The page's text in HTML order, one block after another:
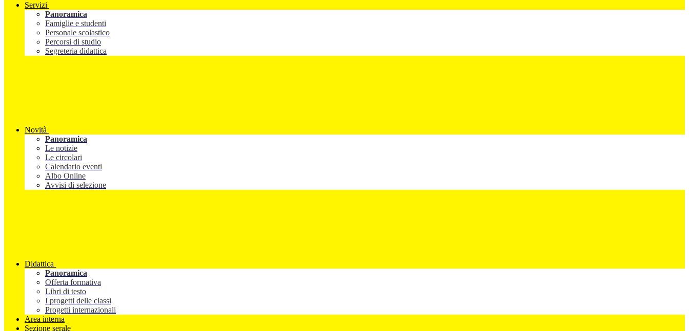
Servizi
Panoramica
Famiglie e studenti
Personale scolastico
Percorsi di studio
Segreteria didattica
Novità
Panoramica
Le notizie
Le circolari
Calendario eventi
Albo Online
Avvisi di selezione
Didattica
Panoramica
Offerta formativa
Libri di testo
I progetti delle classi
Progetti internazionali
Area interna
Sezione serale